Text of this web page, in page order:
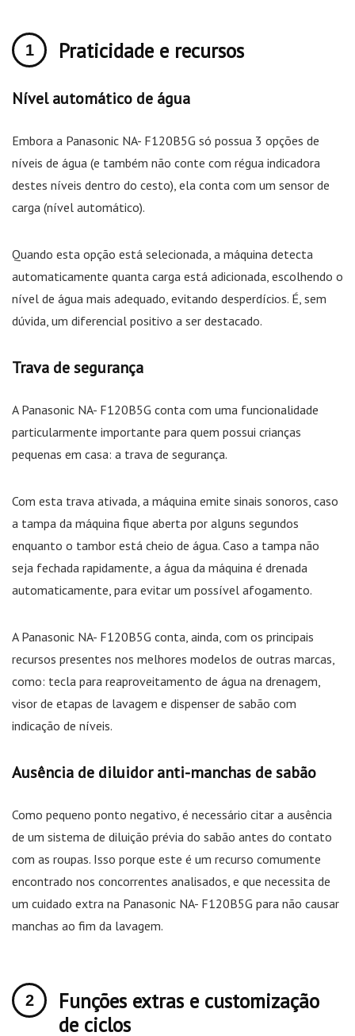
Praticidade e recursos
Nível automático de água
Embora a Panasonic NA- F120B5G só possua 3 opções de
níveis de água (e também não conte com régua indicadora
destes níveis dentro do cesto), ela conta com um sensor de
carga (nível automático).
Quando esta opção está selecionada, a máquina detecta
automaticamente quanta carga está adicionada, escolhendo o
nível de água mais adequado, evitando desperdícios. É, sem
dúvida, um diferencial positivo a ser destacado.
Trava de segurança
A Panasonic NA- F120B5G conta com uma funcionalidade
particularmente importante para quem possui crianças
pequenas em casa: a trava de segurança.
Com esta trava ativada, a máquina emite sinais sonoros, caso
a tampa da máquina fique aberta por alguns segundos
enquanto o tambor está cheio de água. Caso a tampa não
seja fechada rapidamente, a água da máquina é drenada
automaticamente, para evitar um possível afogamento.
A Panasonic NA- F120B5G conta, ainda, com os principais
recursos presentes nos melhores modelos de outras marcas,
como: tecla para reaproveitamento de água na drenagem,
visor de etapas de lavagem e dispenser de sabão com
indicação de níveis.
Ausência de diluidor anti-manchas de sabão
Como pequeno ponto negativo, é necessário citar a ausência
de um sistema de diluição prévia do sabão antes do contato
com as roupas. Isso porque este é um recurso comumente
encontrado nos concorrentes analisados, e que necessita de
um cuidado extra na Panasonic NA- F120B5G para não causar
manchas ao fim da lavagem.
Funções extras e customização
de ciclos